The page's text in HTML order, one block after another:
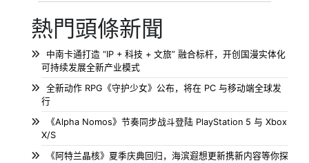
熱門頭條新聞
中南卡通打造 “IP + 科技 + 文旅” 融合标杆，开创国漫实体化
可持续发展全新产业模式
全新动作 RPG《守护少女》公布，将在 PC 与移动端全球发
行
《Alpha Nomos》节奏同步战斗登陆 PlayStation 5 与 Xbox
X/S
《阿特兰晶核》夏季庆典回归，海滨遐想更新携新内容等你探